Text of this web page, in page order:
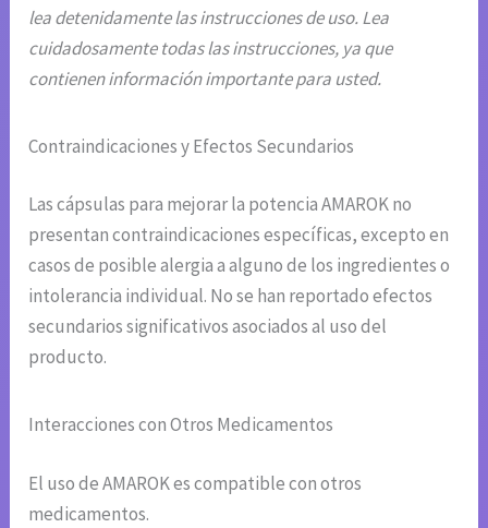
lea detenidamente las instrucciones de uso. Lea
cuidadosamente todas las instrucciones, ya que
contienen información importante para usted.
Contraindicaciones y Efectos Secundarios
Las cápsulas para mejorar la potencia AMAROK no
presentan contraindicaciones específicas, excepto en
casos de posible alergia a alguno de los ingredientes o
intolerancia individual. No se han reportado efectos
secundarios significativos asociados al uso del
producto.
Interacciones con Otros Medicamentos
El uso de AMAROK es compatible con otros
medicamentos.